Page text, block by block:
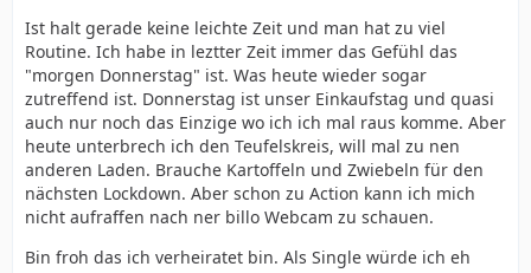
Ist halt gerade keine leichte Zeit und man hat zu viel
Routine. Ich habe in leztter Zeit immer das Gefühl das
"morgen Donnerstag" ist. Was heute wieder sogar
zutreffend ist. Donnerstag ist unser Einkaufstag und quasi
auch nur noch das Einzige wo ich ich mal raus komme. Aber
heute unterbrech ich den Teufelskreis, will mal zu nen
anderen Laden. Brauche Kartoffeln und Zwiebeln für den
nächsten Lockdown. Aber schon zu Action kann ich mich
nicht aufraffen nach ner billo Webcam zu schauen.
Bin froh das ich verheiratet bin. Als Single würde ich eh